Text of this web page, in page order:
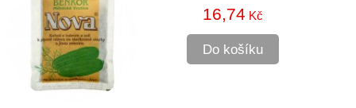
16,74 Kč
Do košíku